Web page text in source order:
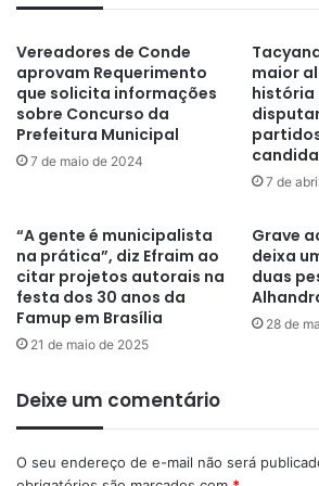
Vereadores de Conde
aprovam Requerimento
que solicita informações
sobre Concurso da
Prefeitura Municipal
7 de maio de 2024
maior
história
7 de
“A gente é municipalista
na prática”, diz Efraim ao
citar projetos autorais na
festa dos 30 anos da
Famup em Brasília
21 de maio de 2025
Grave
deixa
duas
28 de
Deixe um comentário
O seu endereço de e-mail não será